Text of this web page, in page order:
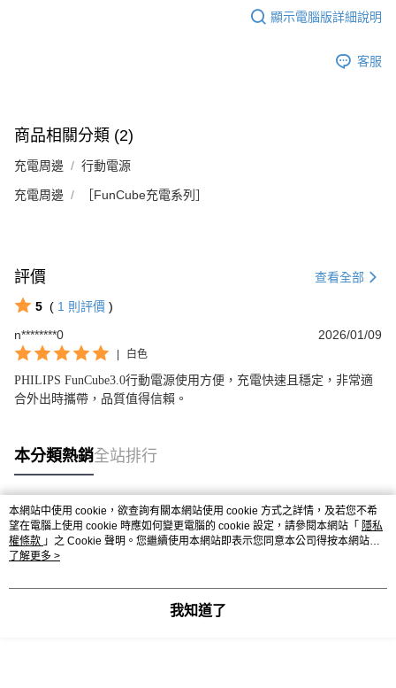
顯示電腦版詳細說明
客服
商品相關分類 (2)
充電周邊 行動電源
充電周邊 ［FunCube充電系列］
評價 查看全部
5 ( 1 則評價 )
n********0
2026/01/09
白色
PHILIPS FunCube3.0行動電源使用方便，充電快速且穩定，非常適
合外出時攜帶，品質值得信賴。
本分類熱銷全站排行
熱門標籤
本網站中使用 cookie，欲查詢有關本網站使用 cookie 方式之詳情，及若您不希
望在電腦上使用 cookie 時應如何變更電腦的 cookie 設定，請參閱本網站「 隱私
權條款 」之 Cookie 聲明。您繼續使用本網站即表示您同意本公司得按本網站使
用條款之 Cookie 聲明使用 cookie。
了解更多 >
我知道了